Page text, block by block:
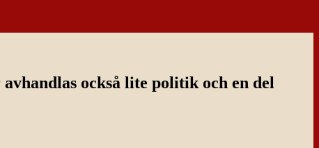
också lite politik och en del